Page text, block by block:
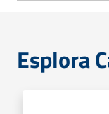
Esplora